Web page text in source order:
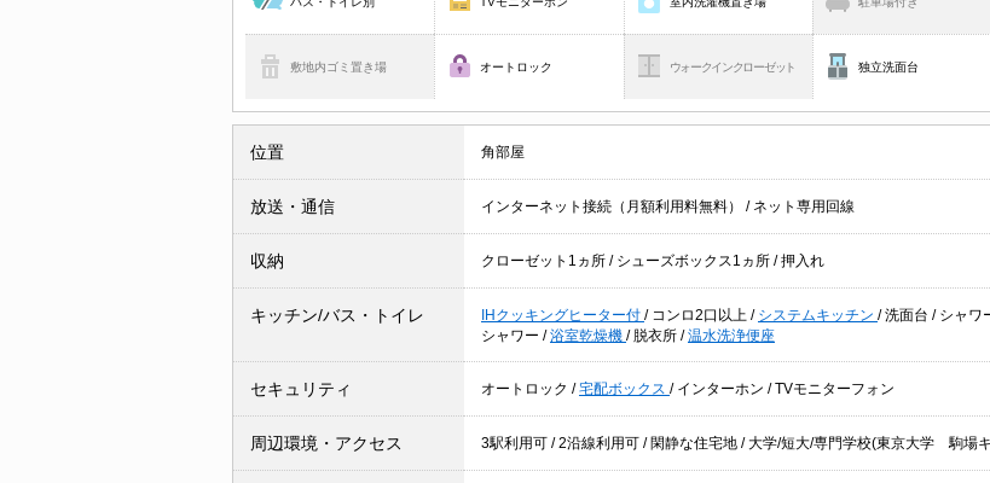
敷地内ゴミ置き場 オートロック ウォークインクローゼット 独立洗面台
位置 角部屋
放送・通信 インターネット接続（月額利用料無料） / ネット専用回線
収納 クローゼット1ヵ所 / シューズボックス1ヵ所 /押入れ
キッチン/バス・トイレ IHクッキングヒーター付 / コンロ2口以上 / システムキッチン /洗面台 / シャワ
シャワー /浴室乾燥機 / 脱衣所 /温水洗浄便座
セキュリティ オートロック /宅配ボックス / インターホン /TVモニターフォン
周辺環境・アクセス 3駅利用可 /2沿線利用可 / 閑静な住宅地 / 大学/短大/専門学校(東京大学 駒場